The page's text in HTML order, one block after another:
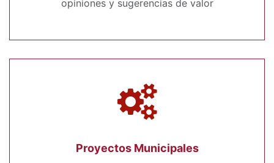
opiniones y sugerencias de valor
Proyectos Municipales